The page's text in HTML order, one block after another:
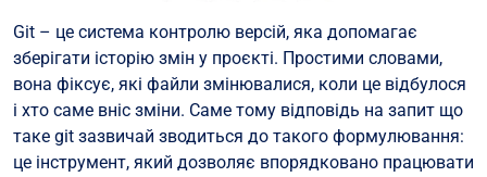
Git – це система контролю версій, яка допомагає
зберігати історію змін у проєкті. Простими словами,
вона фіксує, які файли змінювалися, коли це відбулося
і хто саме вніс зміни. Саме тому відповідь на запит що
таке git зазвичай зводиться до такого формулювання:
це інструмент, який дозволяє впорядковано працювати